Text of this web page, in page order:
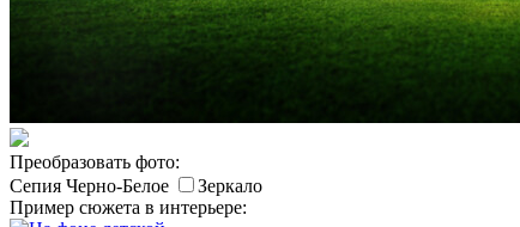
Преобразовать фото:
Сепия Черно-Белое
Зеркало
Пример сюжета в интерьере: